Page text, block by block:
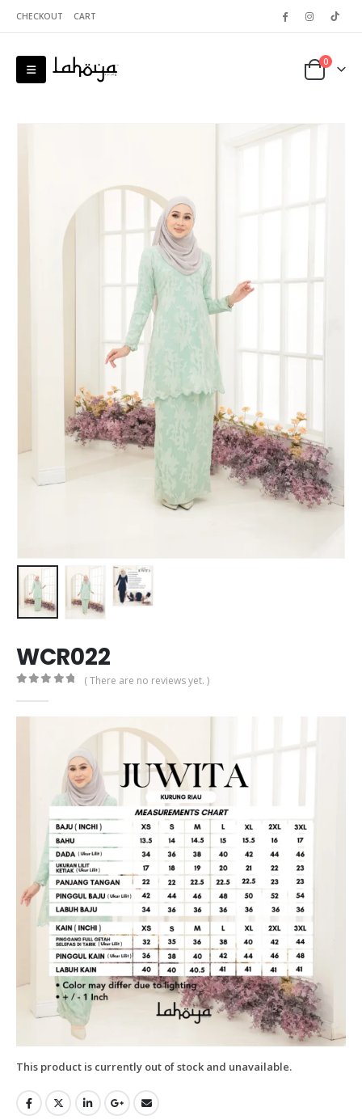
CHECKOUT CART
0
WCR022
( There are no reviews yet. )
This product is currently out of stock and unavailable.